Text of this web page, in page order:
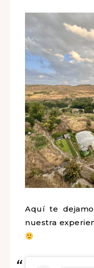
Aquí te
nuestra